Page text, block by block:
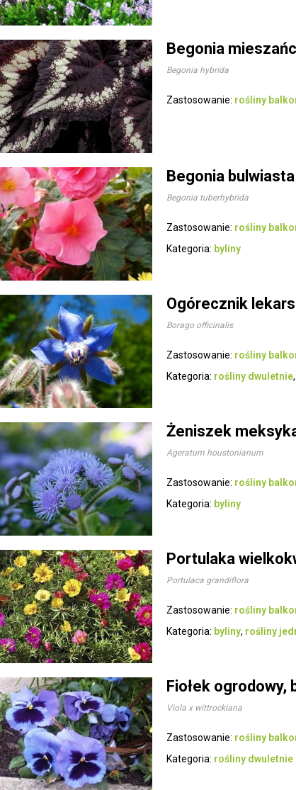
Begonia
Begonia hybrida
Zastosowanie: rośliny
Begonia bulwiasta
Begonia tuberhybrida
Zastosowanie: rośliny
Kategoria: byliny
Ogórecznik
Borago officinalis
Zastosowanie: rośliny
Kategoria: rośliny dwuletnie,
Żeniszek
Ageratum houstonianum
Zastosowanie: rośliny
Kategoria: byliny
Portulaka
Portulaca grandiflora
Zastosowanie: rośliny
Kategoria: byliny, rośliny
Fiołek
Viola x wittrockiana
Zastosowanie: rośliny
Kategoria: rośliny dwuletnie